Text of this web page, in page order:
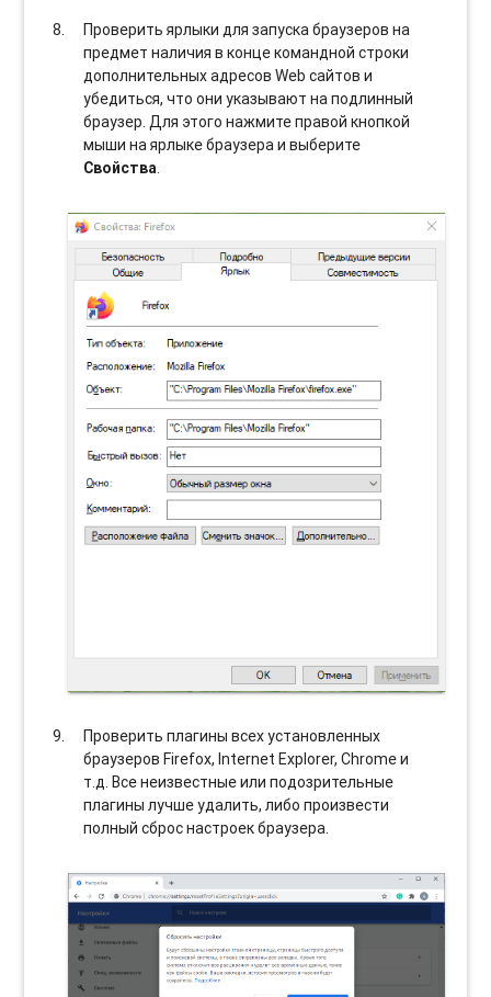
Проверить ярлыки для запуска браузеров на
предмет наличия в конце командной строки
дополнительных адресов Web сайтов и
убедиться, что они указывают на подлинный
браузер. Для этого нажмите правой кнопкой
мыши на ярлыке браузера и выберите
Свойства.
Проверить плагины всех установленных
браузеров Firefox, Internet Explorer, Chrome и
т.д. Все неизвестные или подозрительные
плагины лучше удалить, либо произвести
полный сброс настроек браузера.